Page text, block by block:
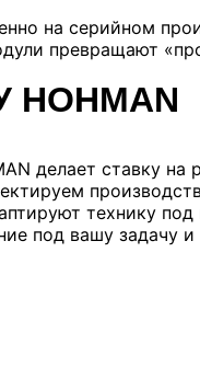
на серийном
превращают
делает ставку
технику
под вашу задачу